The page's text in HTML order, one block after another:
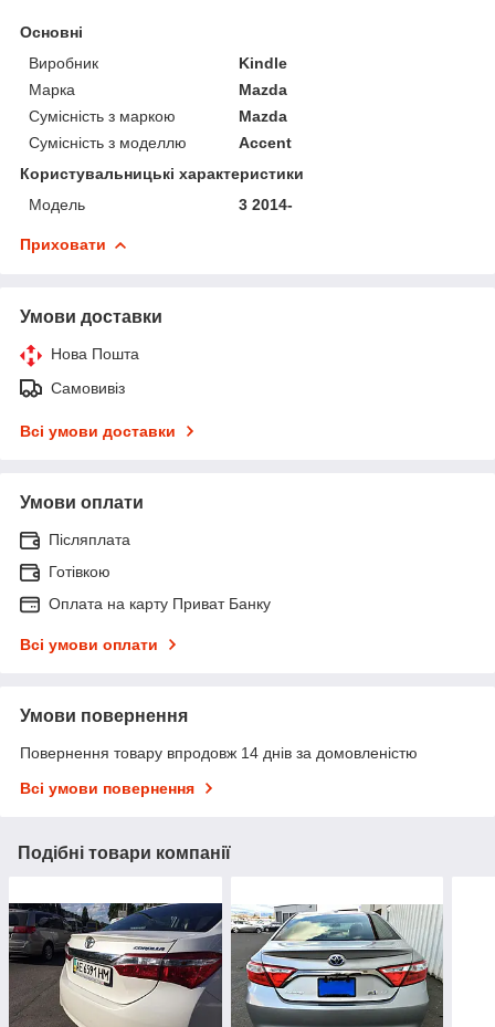
Основні
Виробник
Kindle
Марка
Mazda
Сумісність з маркою
Mazda
Сумісність з моделлю
Accent
Користувальницькі характеристики
Мoдель
3 2014-
Приховати
Умови доставки
Нова Пошта
Самовивіз
Всі умови доставки
Умови оплати
Післяплата
Готівкою
Оплата на карту Приват Банку
Всі умови оплати
Умови повернення
Повернення товару впродовж 14 днів за домовленістю
Всі умови повернення
Подібні товари компанії